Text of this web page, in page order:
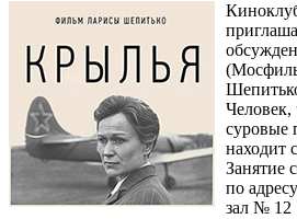
Человек,
суровые
находит
Занятие
по
зал № 12